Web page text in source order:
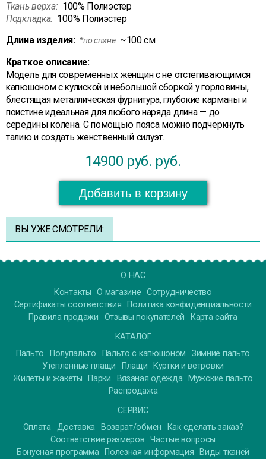
Ткань верха: 100% Полиэстер
Подкладка: 100% Полиэстер
Длина изделия: *по спине ~100 см
Краткое описание:
Модель для современных женщин с не отстегивающимся
капюшоном с кулиской и небольшой сборкой у горловины,
блестящая металлическая фурнитура, глубокие карманы и
поистине идеальная для любого наряда длина — до
середины колена. С помощью пояса можно подчеркнуть
талию и создать женственный силуэт.
14900 руб. руб.
Добавить в корзину
ВЫ УЖЕ СМОТРЕЛИ:
О НАС
Контакты
О магазине Сотрудничество
Сертификаты соответствия
Политика конфиденциальности
Правила продажи
Отзывы покупателей
Карта сайта
КАТАЛОГ
Пальто
Полупальто Пальто с капюшоном
Зимние пальто
Утепленные плащи
Плащи
Куртки и ветровки
Жилеты и жакеты
Парки Вязаная одежда
Мужские пальто
Распродажа
СЕРВИС
Оплата Доставка Возврат/обмен
Как сделать заказ?
Соответствие размеров
Частые вопросы
Бонусная программа
Полезная информация Виды тканей